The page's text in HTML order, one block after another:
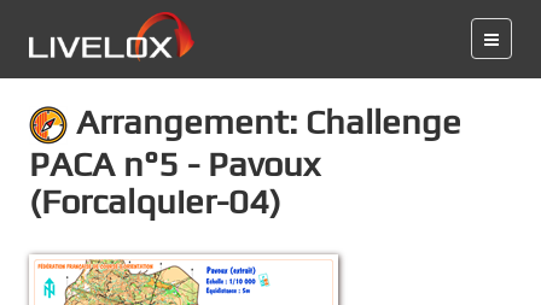
Arrangement: Challenge
PACA n°5 - Pavoux
(Forcalquier-04)